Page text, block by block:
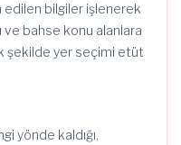
bilgiler işlenerek
ve bahse konu alanlara
şekilde yer seçimi etüt
yönde kaldığı,